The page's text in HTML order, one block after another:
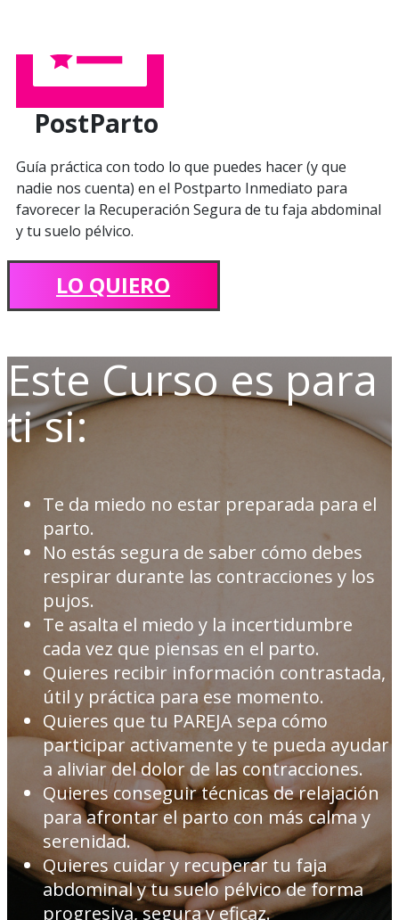
PostParto
Guía práctica con todo lo que puedes hacer (y que
nadie nos cuenta) en el Postparto Inmediato para
favorecer la Recuperación Segura de tu faja abdominal
y tu suelo pélvico.
LO QUIERO
Este Curso es para
ti si:
Te da miedo no estar preparada para el
parto.
No estás segura de saber cómo debes
respirar durante las contracciones y los
pujos.
Te asalta el miedo y la incertidumbre
cada vez que piensas en el parto.
Quieres recibir información contrastada,
útil y práctica para ese momento.
Quieres que tu PAREJA sepa cómo
participar activamente y te pueda ayudar
a aliviar del dolor de las contracciones.
Quieres conseguir técnicas de relajación
para afrontar el parto con más calma y
serenidad.
Quieres cuidar y recuperar tu faja
abdominal y tu suelo pélvico de forma
progresiva, segura y eficaz.